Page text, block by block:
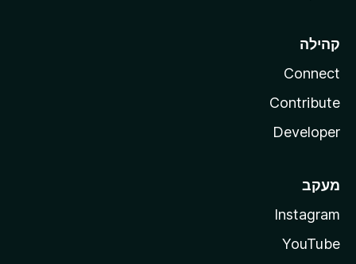
קהילה
Connect
Contribute
Developer
מעקב
Instagram
YouTube